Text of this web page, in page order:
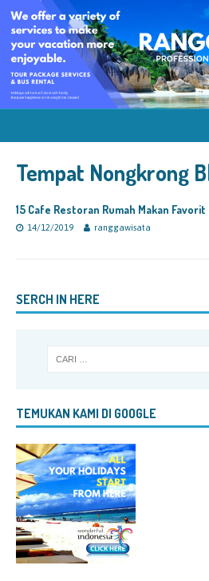
Tempat Nongkrong
15 Cafe Restoran Rumah Makan
14/12/2019 ranggawisata
SERCH IN HERE
TEMUKAN KAMI DI GOOGLE